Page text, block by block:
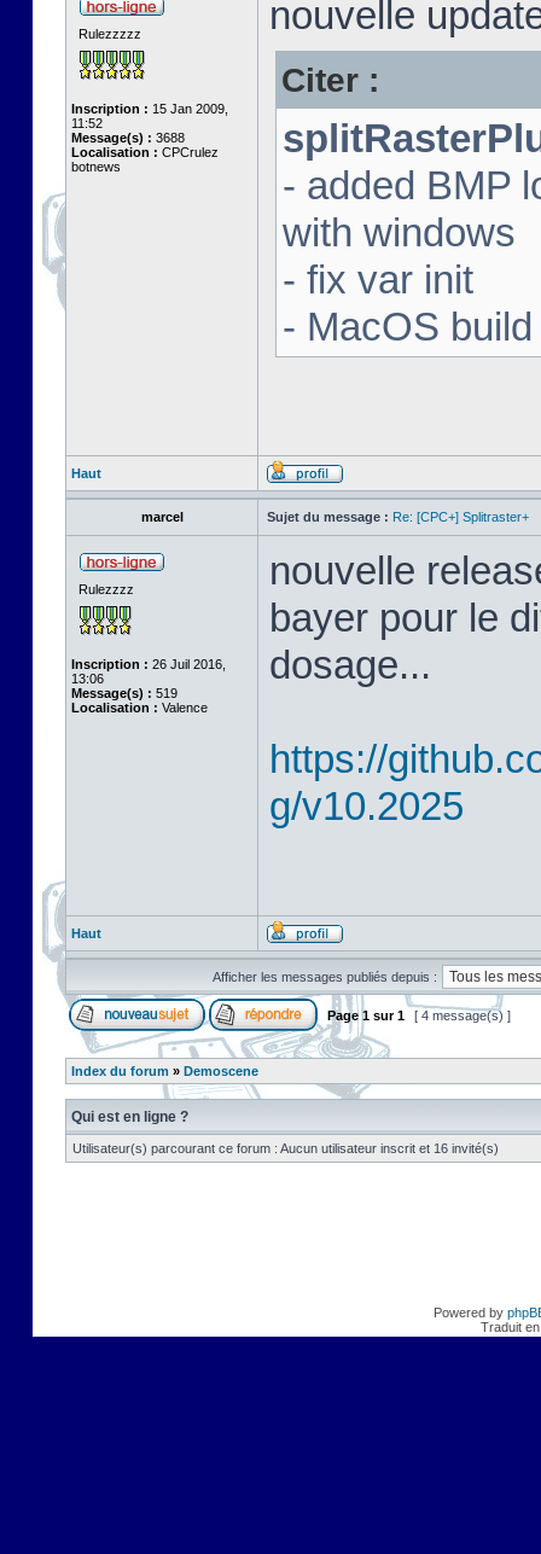
Rulezzzzz
Inscription : 15 Jan 2009,
11:52
Message(s) : 3688
Localisation : CPCrulez
botnews
nouvelle
Citer :
- added BMP
with windows
- fix var init
- MacOS
Haut
marcel Sujet du message : Re: [CPC+] Splitraster+
Rulezzzz
Inscription : 26 Juil 2016,
13:06
Message(s) : 519
Localisation : Valence
nouvelle
bayer pour le
dosage...
https://
g/v10.2025
Haut
Afficher les messages publiés depuis :
Page 1 sur1 [ 4 message(s) ]
Index du forum » Demoscene
Qui est en ligne ?
Utilisateur(s) parcourant ce forum : Aucun utilisateur inscrit et 16 invité(s)
Powered by
Traduit